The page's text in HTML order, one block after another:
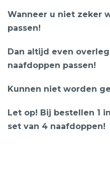
Wanneer u niet zeker
passen!
Dan altijd even
naafdoppen passen!
Kunnen niet worden
Let op! Bij bestellen 1
set van 4 naafdoppen!